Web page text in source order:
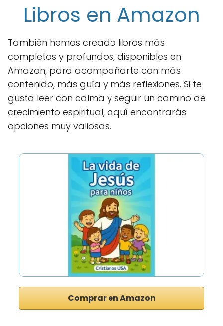
Libros en Amazon
También hemos creado libros más
completos y profundos, disponibles en
Amazon, para acompañarte con más
contenido, más guía y más reflexiones. Si te
gusta leer con calma y seguir un camino de
crecimiento espiritual, aquí encontrarás
opciones muy valiosas.
Comprar en Amazon